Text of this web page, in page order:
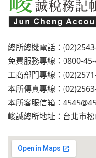
總所總機電話：
免費服務專線：0800-
工商部門專線：
本所傳真專線：
本所客服信箱：
峻誠總所地址：台北市